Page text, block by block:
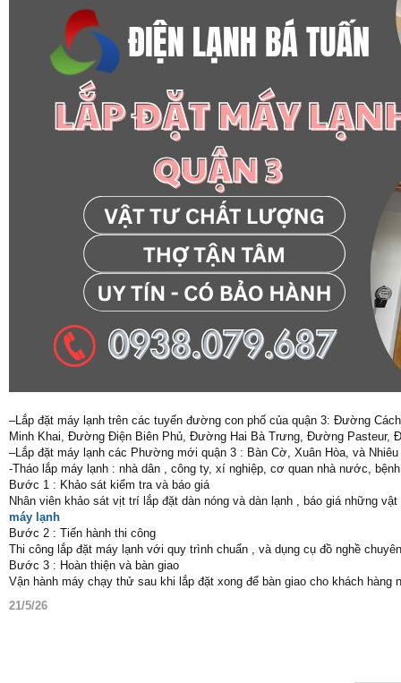
–Lắp đặt máy lạnh trên các tuyến đường con phố của quận 3: Đường
Minh Khai, Đường Điện Biên Phủ, Đường Hai Bà Trưng, Đường
–Lắp đặt máy lạnh các Phường mới quận 3 : Bàn Cờ, Xuân Hòa, và
-Tháo lắp máy lạnh : nhà dân , công ty, xí nghiệp, cơ quan nhà nước,
Bước 1 : Khảo sát kiểm tra và báo giá
Nhân viên khảo sát vịt trí lắp đặt dàn nóng và dàn lạnh , báo giá những
máy lạnh
Bước 2 : Tiến hành thi công
Thi công lắp đặt máy lạnh với quy trình chuẩn , và dụng cụ đồ nghề
Bước 3 : Hoàn thiện và bàn giao
Vận hành máy chạy thử sau khi lắp đặt xong để bàn giao cho khách hàng
21/5/26